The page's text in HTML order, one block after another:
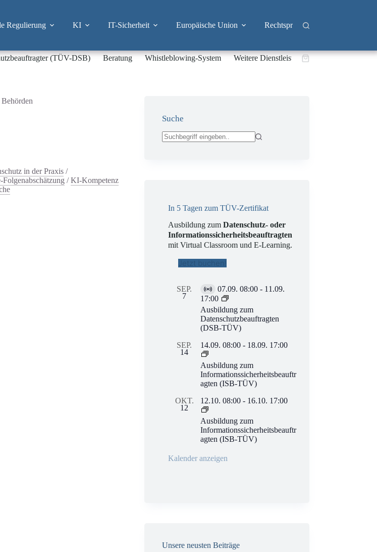
Regulierung KI IT-Sicherheit Europäische Union Rechtsprechung
(TÜV-DSB) Beratung Whistleblowing-System Weitere DienstleistungenWarenkorb
in der Praxis /
Folgenabschätzung /KI-Kompetenz
Suche
In 5 Tagen zum TÜV-Zertifikat
Ausbildung zumDatenschutz- oder
Informationssicherheitsbeauftragten
mit Virtual Classroom und E-Learning.
Jetzt buchen!
SEP.
7
V
i
r
t
u
l
l
V
e
r
n
s
t
a
l
u
07.09. 08:00 - 11.09.
17:00
Ausbildung zum
Datenschutzbeauftragten
(DSB-TÜV)
SEP.
14
14.09. 08:00 - 18.09. 17:00
Ausbildung zum
Informationssicherheitsbeauftr
agten (ISB-TÜV)
OKT.
12
12.10. 08:00 - 16.10. 17:00
Ausbildung zum
Informationssicherheitsbeauftr
agten (ISB-TÜV)
Kalender anzeigen
Unsere neusten Beiträge